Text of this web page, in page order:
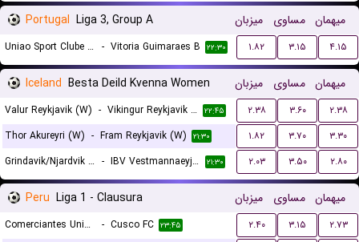
Portugal Liga 3, Group A میزبان مساوی میهمان
Uniao Sport Clube Paredes - Vitoria Guimaraes B ۲۲:۳۰ ۱.۸۲ ۳.۱۵ ۴.۱۵
Iceland Besta Deild Kvenna Women میزبان مساوی میهمان
Valur Reykjavik (W) - Vikingur Reykjavik (W) ۲۲:۴۵ ۲.۳۸ ۳.۶۰
۲.۳۸
Thor Akureyri (W) - Fram Reykjavik (W) ۲۱:۳۰ ۱.۸۲ ۳.۷۰
۳.۳۰
Grindavik/Njardvik (W) - IBV Vestmannaeyjar (W) ۲۱:۳۰ ۲.۰۳ ۳.۵۰ ۲.۸۰
Peru Liga 1 - Clausura میزبان مساوی میهمان
Comerciantes Unidos - Cusco FC ۲۳:۴۵ ۲.۴۰ ۳.۱۵
۲.۷۳